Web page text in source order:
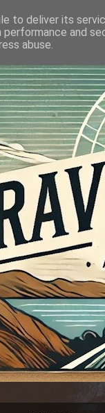
to deliver its
performance and
abuse.